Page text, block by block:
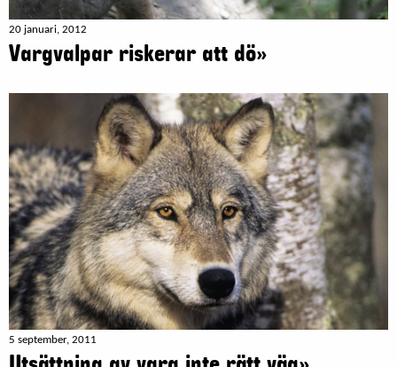
20 januari, 2012
Vargvalpar riskerar att dö»
5 september, 2011